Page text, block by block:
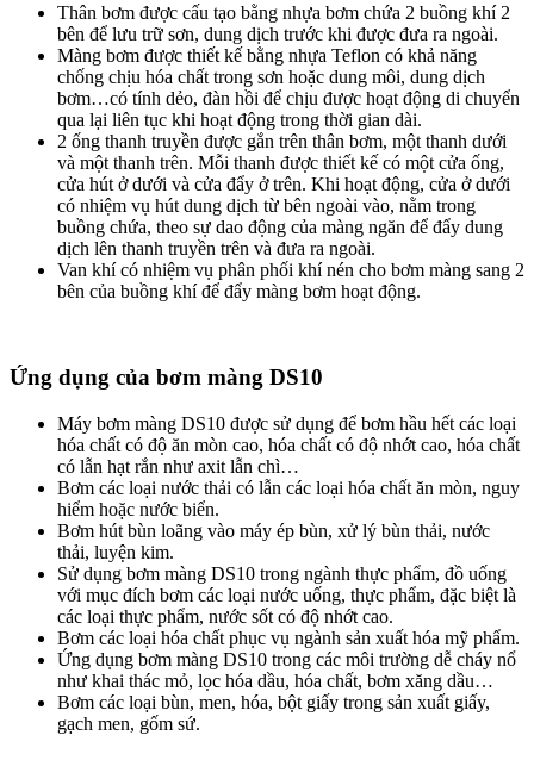
Thân bơm được cấu tạo bằng nhựa bơm chứa 2 buồng khí 2
bên để lưu trữ sơn, dung dịch trước khi được đưa ra ngoài.
Màng bơm được thiết kế bằng nhựa Teflon có khả năng
chống chịu hóa chất trong sơn hoặc dung môi, dung dịch
bơm…có tính dẻo, đàn hồi để chịu được hoạt động di chuyển
qua lại liên tục khi hoạt động trong thời gian dài.
2 ống thanh truyền được gắn trên thân bơm, một thanh dưới
và một thanh trên. Mỗi thanh được thiết kế có một cửa ống,
cửa hút ở dưới và cửa đẩy ở trên. Khi hoạt động, cửa ở dưới
có nhiệm vụ hút dung dịch từ bên ngoài vào, nằm trong
buồng chứa, theo sự dao động của màng ngăn để đẩy dung
dịch lên thanh truyền trên và đưa ra ngoài.
Van khí có nhiệm vụ phân phối khí nén cho bơm màng sang 2
bên của buồng khí để đẩy màng bơm hoạt động.
Ứng dụng của bơm màng DS10
Máy bơm màng DS10 được sử dụng để bơm hầu hết các loại
hóa chất có độ ăn mòn cao, hóa chất có độ nhớt cao, hóa chất
có lẫn hạt rắn như axit lẫn chì…
Bơm các loại nước thải có lẫn các loại hóa chất ăn mòn, nguy
hiểm hoặc nước biển.
Bơm hút bùn loãng vào máy ép bùn, xử lý bùn thải, nước
thải, luyện kim.
Sử dụng bơm màng DS10 trong ngành thực phẩm, đồ uống
với mục đích bơm các loại nước uống, thực phẩm, đặc biệt là
các loại thực phẩm, nước sốt có độ nhớt cao.
Bơm các loại hóa chất phục vụ ngành sản xuất hóa mỹ phẩm.
Ứng dụng bơm màng DS10 trong các môi trường dễ cháy nổ
như khai thác mỏ, lọc hóa dầu, hóa chất, bơm xăng dầu…
Bơm các loại bùn, men, hóa, bột giấy trong sản xuất giấy,
gạch men, gốm sứ.